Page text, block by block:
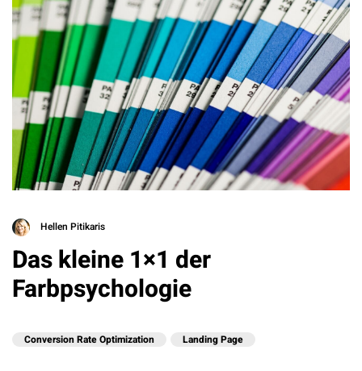
Hellen Pitikaris
Das kleine 1×1 der
Farbpsychologie
Conversion Rate Optimization Landing Page